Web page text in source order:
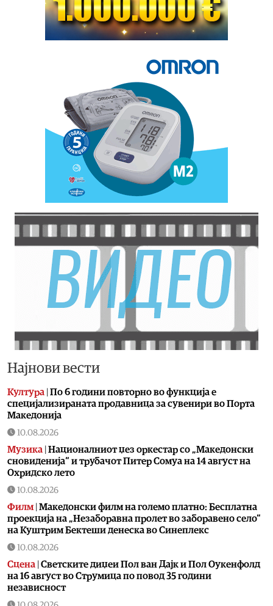
Најнови вести
Култура По 6 години повторно во функција е
специјализираната продавница за сувенири во Порта
Македонија
10.08.2026
Музика Националниот џез оркестар со „Македонски
сновиденија“ и трубачот Питер Сомуа на 14 август на
Охридско лето
10.08.2026
Филм Македонски филм на големо платно: Бесплатна
проекција на „Незаборавна пролет во заборавено село“
на Куштрим Бектеши денеска во Синеплекс
10.08.2026
Сцена Светските диџеи Пол ван Дајк и Пол Оукенфолд
на 16 август во Струмица по повод 35 години
независност